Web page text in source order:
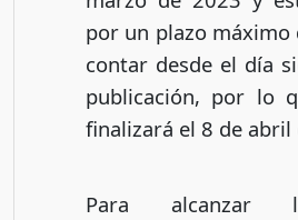
por un plazo máximo
contar desde el día
publicación, por lo
finalizará el 8 de abril
Para alcanzar